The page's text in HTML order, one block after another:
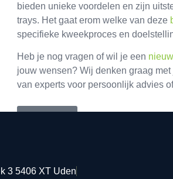
bieden unieke voordelen en zijn
trays. Het gaat erom welke van deze
specifieke kweekproces en
Heb je nog vragen of wil je een
jouw wensen? Wij denken graag
van experts voor persoonlijk advies
3 5406 XT Uden